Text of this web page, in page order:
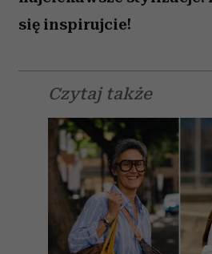
się inspirujcie!
Czytaj także